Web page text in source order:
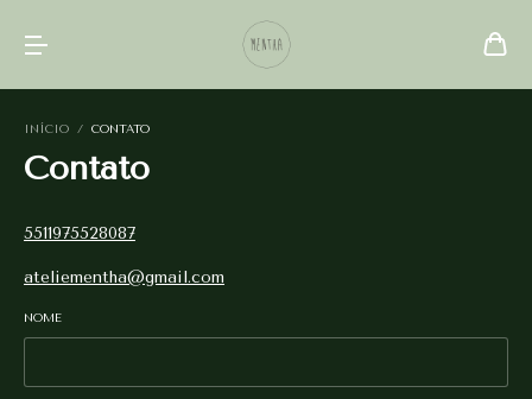
INÍCIO / CONTATO
Contato
5511975528087
ateliementha@gmail.com
NOME